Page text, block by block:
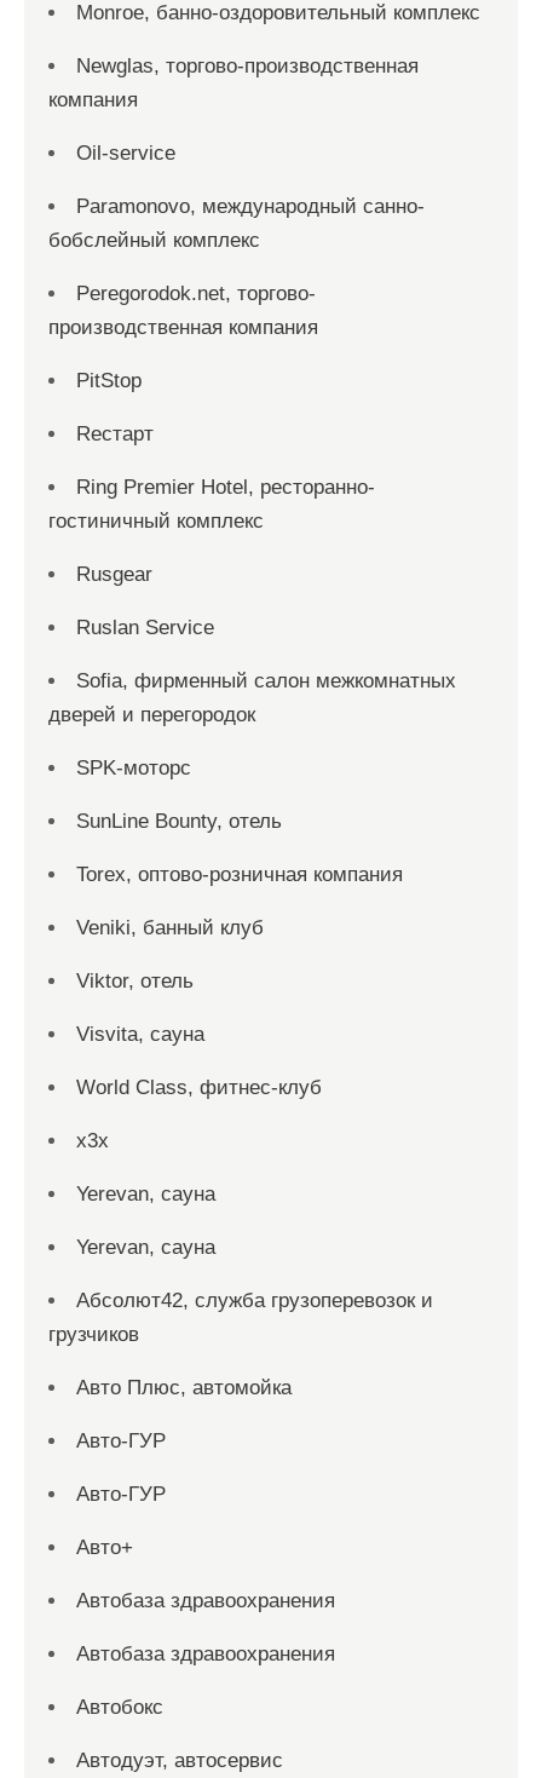
Monroe, банно-оздоровительный комплекс
Newglas, торгово-производственная
компания
Oil-service
Paramonovo, международный санно-
бобслейный комплекс
Peregorodok.net, торгово-
производственная компания
PitStop
Reстарт
Ring Premier Hotel, ресторанно-
гостиничный комплекс
Rusgear
Ruslan Service
Sofia, фирменный салон межкомнатных
дверей и перегородок
SPK-моторс
SunLine Bounty, отель
Torex, оптово-розничная компания
Veniki, банный клуб
Viktor, отель
Visvita, сауна
World Class, фитнес-клуб
x3x
Yerevan, сауна
Yerevan, сауна
Абсолют42, служба грузоперевозок и
грузчиков
Авто Плюс, автомойка
Авто-ГУР
Авто-ГУР
Авто+
Автобаза здравоохранения
Автобаза здравоохранения
Автобокс
Автодуэт, автосервис